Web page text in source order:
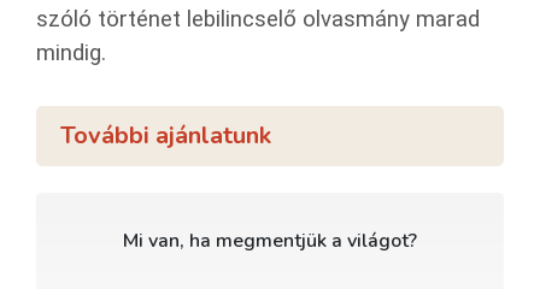
szóló történet lebilincselő olvasmány marad
mindig.
További ajánlatunk
Mi van, ha megmentjük a világot?